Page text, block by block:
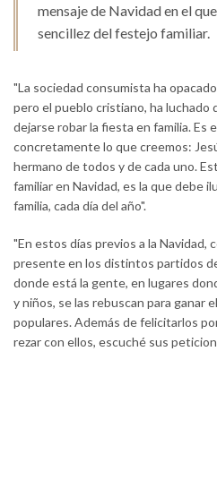
mensaje de Navidad en el
sencillez del festejo familiar.
"La sociedad consumista ha
pero el pueblo cristiano, ha luchado
dejarse robar la fiesta en familia. Es
concretamente lo que creemos:
hermano de todos y de cada uno.
familiar en Navidad, es la que debe
familia, cada día del año".
"En estos días previos a la Navidad,
presente en los distintos partidos
donde está la gente, en lugares
y niños, se las rebuscan para ganar
populares. Además de felicitarlos
rezar con ellos, escuché sus